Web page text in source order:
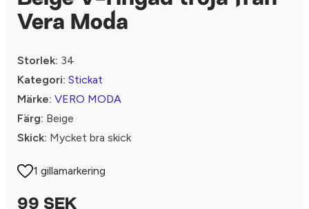
Vera Moda
Storlek: 34
Kategori: Stickat
Märke: VERO MODA
Färg: Beige
Skick: Mycket bra skick
1 gillamarkering
99 SEK